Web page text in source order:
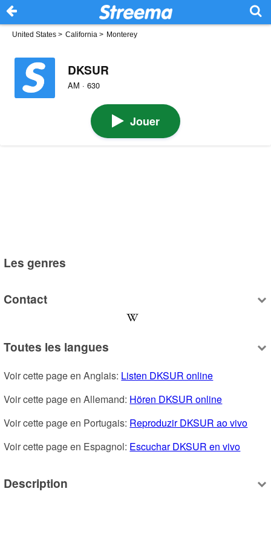
United States > California > Monterey
DKSUR
AM · 630
Jouer
Les genres
Contact
Toutes les langues
Voir cette page en Anglais: Listen DKSUR online
Voir cette page en Allemand: Hören DKSUR online
Voir cette page en Portugais: Reproduzir DKSUR ao vivo
Voir cette page en Espagnol: Escuchar DKSUR en vivo
Description